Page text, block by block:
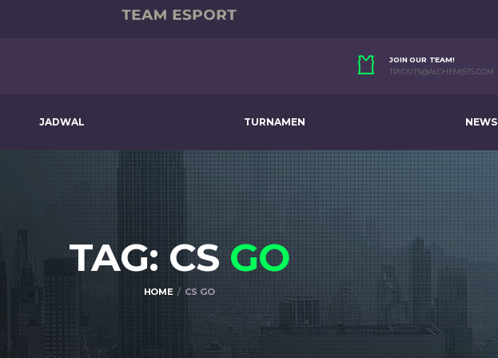
JOIN OUR TEAM!
TRYOUTS@ALCHEMISTS.COM
JADWAL TURNAMEN NEWS
TAG: CSGO
HOME CS GO